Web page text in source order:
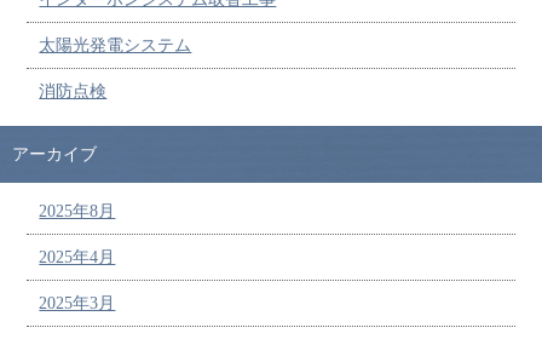
太陽光発電システム
消防点検
アーカイブ
2025年8月
2025年4月
2025年3月